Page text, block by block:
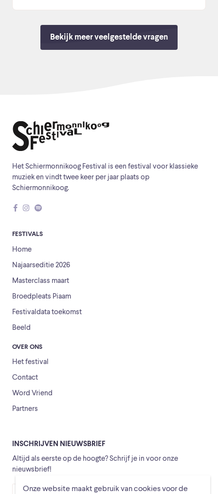
Onze website maakt gebruik van cookies voor de
Bekijk meer veelgestelde vragen
Het Schiermonnikoog Festival is een festival voor klassieke
muziek en vindt twee keer per jaar plaats op
Schiermonnikoog.
FESTIVALS
Home
Najaarseditie 2026
Masterclass maart
Broedpleats Piaam
Festivaldata toekomst
Beeld
OVER ONS
Het festival
Contact
Word Vriend
Partners
INSCHRIJVEN NIEUWSBRIEF
Altijd als eerste op de hoogte? Schrijf je in voor onze
nieuwsbrief!